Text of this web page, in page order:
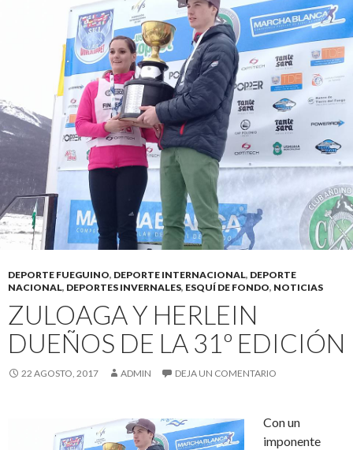
DEPORTE FUEGUINO, DEPORTE INTERNACIONAL, DEPORTE
NACIONAL, DEPORTES INVERNALES, ESQUÍ DE FONDO, NOTICIAS
ZULOAGA Y HERLEIN
DUEÑOS DE LA 31º EDICIÓN
22 AGOSTO, 2017 ADMIN DEJA UN COMENTARIO
Con un
imponente